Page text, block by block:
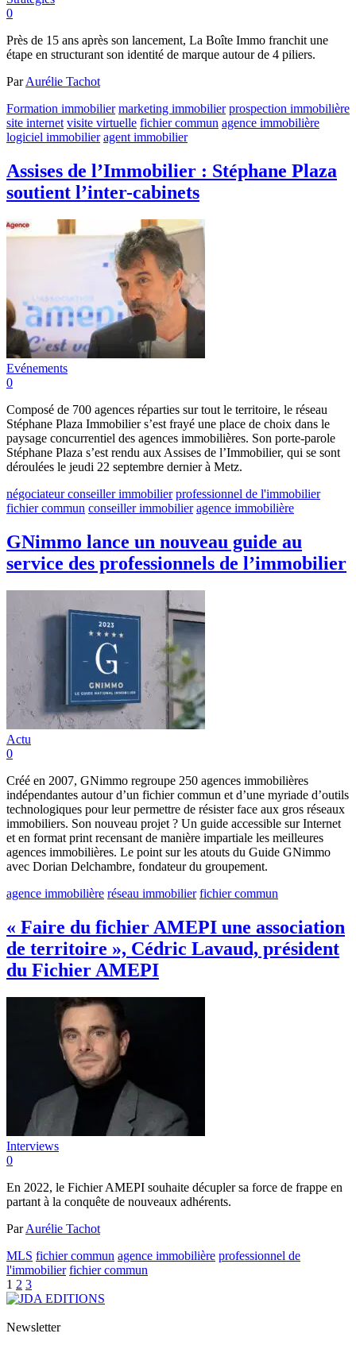
0
Près de 15 ans après son lancement, La Boîte Immo franchit une
étape en structurant son identité de marque autour de 4 piliers.
ParAurélie Tachot
Formation immobilier marketing immobilier prospection immobilière
site internet visite virtuelle fichier commun agence immobilière
logiciel immobilier agent immobilier
Assises de l’Immobilier : Stéphane Plaza
soutient l’inter-cabinets
Evénements
0
Composé de 700 agences réparties sur tout le territoire, le réseau
Stéphane Plaza Immobilier s’est frayé une place de choix dans le
paysage concurrentiel des agences immobilières. Son porte-parole
Stéphane Plaza s’est rendu aux Assises de l’Immobilier, qui se sont
déroulées le jeudi 22 septembre dernier à Metz.
négociateur conseiller immobilier professionnel de l'immobilier
fichier commun conseiller immobilier agence immobilière
GNimmo lance un nouveau guide au
service des professionnels de l’immobilier
Actu
0
Créé en 2007, GNimmo regroupe 250 agences immobilières
indépendantes autour d’un fichier commun et d’une myriade d’outils
technologiques pour leur permettre de résister face aux gros réseaux
immobiliers. Son nouveau projet ? Un guide accessible sur Internet
et en format print recensant de manière impartiale les meilleures
agences immobilières. Le point sur les atouts du Guide GNimmo
avec Dorian Delchambre, fondateur du groupement.
agence immobilière réseau immobilier fichier commun
« Faire du fichier AMEPI une association
de territoire », Cédric Lavaud, président
du Fichier AMEPI
Interviews
0
En 2022, le Fichier AMEPI souhaite décupler sa force de frappe en
partant à la conquête de nouveaux adhérents.
ParAurélie Tachot
MLS fichier commun agence immobilière professionnel de
l'immobilier fichier commun
1 2 3
Newsletter